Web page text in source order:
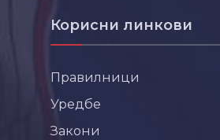
Корисни линкови
Правилници
Уредбе
Закони